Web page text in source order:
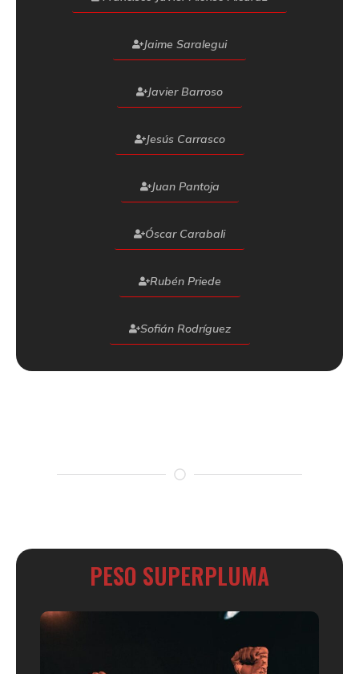
Jaime Saralegui
Javier Barroso
Jesús Carrasco
Juan Pantoja
Óscar Carabali
Rubén Priede
Sofián Rodríguez
PESO SUPERPLUMA